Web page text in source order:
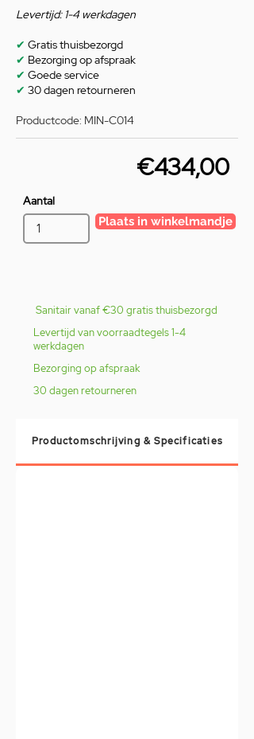
Levertijd: 1-4 werkdagen
✔ Gratis thuisbezorgd
✔ Bezorging op afspraak
✔ Goede service
✔ 30 dagen retourneren
Productcode: MIN-C014
€434,00
Aantal
Plaats in winkelmandje
Sanitair vanaf €30 gratis thuisbezorgd
Levertijd van voorraadtegels 1-4
werkdagen
Bezorging op afspraak
30 dagen retourneren
Productomschrijving & Specificaties